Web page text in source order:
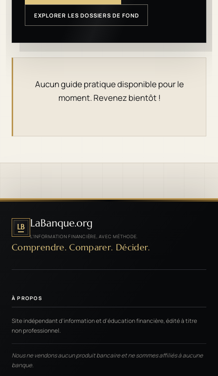
EXPLORER LES DOSSIERS DE FOND
Aucun guide pratique disponible pour le
moment. Revenez bientôt !
LB LaBanque.org
L'INFORMATION FINANCIÈRE, AVEC MÉTHODE.
Comprendre. Comparer. Décider.
À PROPOS
Site indépendant d'information et d'éducation financière, édité à titre
non professionnel.
Nous ne vendons aucun produit bancaire et ne sommes affiliés à aucune
banque.